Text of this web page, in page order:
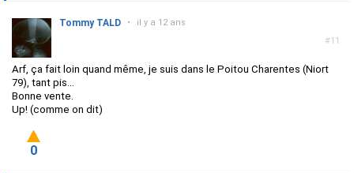
#11
Tommy TALD • il y a 12 ans
Arf, ça fait loin quand même, je suis dans le Poitou Charentes (Niort
79), tant pis...
Bonne vente.
Up! (comme on dit)
0